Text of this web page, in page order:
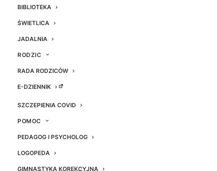
BIBLIOTEKA
ŚWIETLICA
JADALNIA
RODZIC
RADA RODZICÓW
E-DZIENNIK
SZCZEPIENIA COVID
POMOC
PEDAGOG I PSYCHOLOG
LOGOPEDA
GIMNASTYKA KOREKCYJNA
Przydatne linki
email:msp7@knurow.edu.pl
KONTAKT